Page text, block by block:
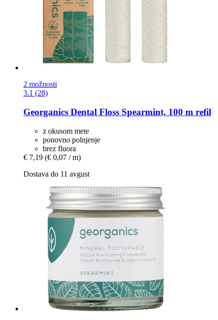
2 možnosti
3.1 (28)
Georganics Dental Floss Spearmint, 100 m refil
z okusom mete
ponovno polnjenje
brez fluora
€ 7,19 (€ 0,07 / m)
Dostava do 11 avgust